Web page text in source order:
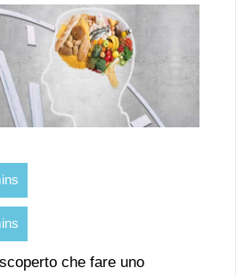
che fare uno